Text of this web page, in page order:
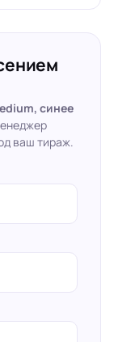
синее
ваш тираж.